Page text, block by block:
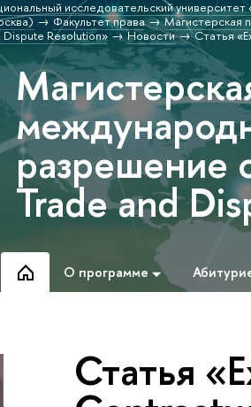
исследовательский
Факультет права
Магистерская
Dispute Resolution»
Новости Статья
разрешение
Trade and
О программе
Статья